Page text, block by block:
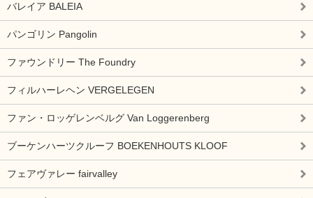
バレイア BALEIA
パンゴリン Pangolin
ファウンドリー The Foundry
フィルハーレヘン VERGELEGEN
ファン・ロッゲレンベルグ Van Loggerenberg
ブーケンハーツクルーフ BOEKENHOUTS KLOOF
フェアヴァレー fairvalley